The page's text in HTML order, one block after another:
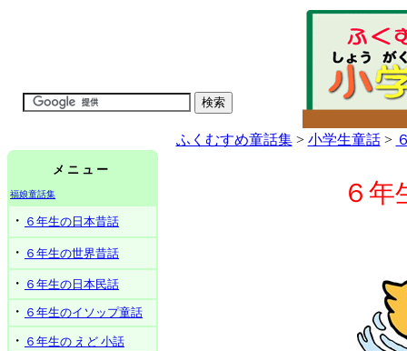
ふくむすめ童話集> 小学生童話>
メ ニ ュ ー
福娘童話集
・ ６年生の日本昔話
・ ６年生の世界昔話
・ ６年生の日本民話
・ ６年生のイソップ童話
・ ６年生の えど 小話
６年